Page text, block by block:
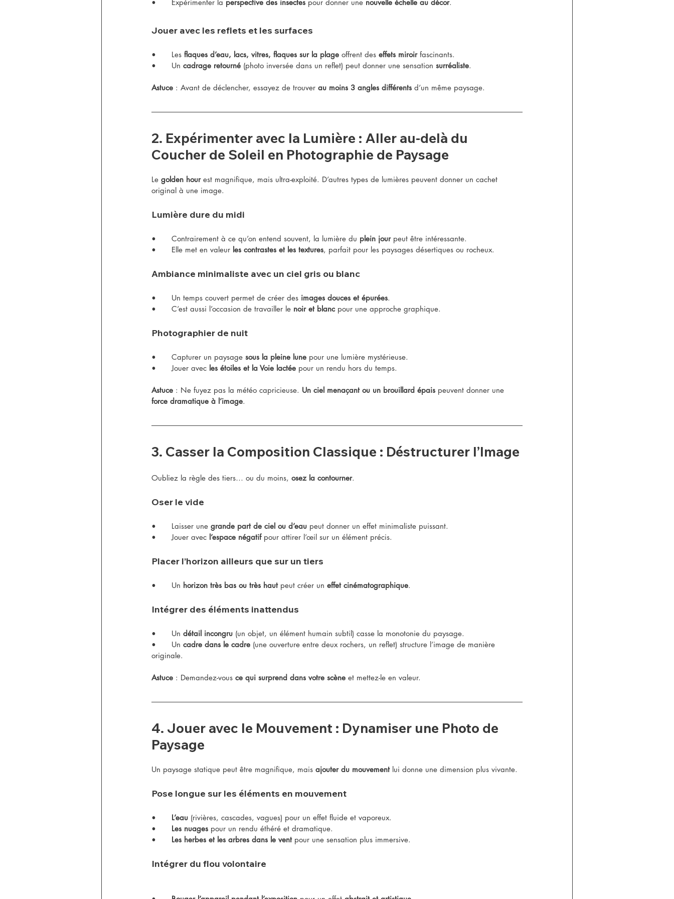
•	Expérimenter la perspective des insectes pour donner une nouvelle échelle au décor.
Jouer avec les reflets et les surfaces
•	Les flaques d’eau, lacs, vitres, flaques sur la plage offrent des effets miroir fascinants.
•	Un cadrage retourné (photo inversée dans un reflet) peut donner une sensation surréaliste.
Astuce : Avant de déclencher, essayez de trouver au moins 3 angles différents d’un même paysage.
2. Expérimenter avec la Lumière : Aller au-delà du
Coucher de Soleil en Photographie de Paysage
Le golden hour est magnifique, mais ultra-exploité. D’autres types de lumières peuvent donner un cachet
original à une image.
Lumière dure du midi
•	Contrairement à ce qu’on entend souvent, la lumière du plein jour peut être intéressante.
•	Elle met en valeur les contrastes et les textures, parfait pour les paysages désertiques ou rocheux.
Ambiance minimaliste avec un ciel gris ou blanc
•	Un temps couvert permet de créer des images douces et épurées.
•	C’est aussi l’occasion de travailler le noir et blanc pour une approche graphique.
Photographier de nuit
•	Capturer un paysage sous la pleine lune pour une lumière mystérieuse.
•	Jouer avec les étoiles et la Voie lactée pour un rendu hors du temps.
Astuce : Ne fuyez pas la météo capricieuse. Un ciel menaçant ou un brouillard épais peuvent donner une
force dramatique à l’image.
3. Casser la Composition Classique : Déstructurer l’Image
Oubliez la règle des tiers… ou du moins, osez la contourner.
Oser le vide
•	Laisser une grande part de ciel ou d’eau peut donner un effet minimaliste puissant.
•	Jouer avec l’espace négatif pour attirer l’œil sur un élément précis.
Placer l’horizon ailleurs que sur un tiers
•	Un horizon très bas ou très haut peut créer un effet cinématographique.
Intégrer des éléments inattendus
•	Un détail incongru (un objet, un élément humain subtil) casse la monotonie du paysage.
•	Un cadre dans le cadre (une ouverture entre deux rochers, un reflet) structure l’image de manière
originale.
Astuce : Demandez-vous ce qui surprend dans votre scène et mettez-le en valeur.
4. Jouer avec le Mouvement : Dynamiser une Photo de
Paysage
Un paysage statique peut être magnifique, mais ajouter du mouvement lui donne une dimension plus vivante.
Pose longue sur les éléments en mouvement
L’eau (rivières, cascades, vagues) pour un effet fluide et vaporeux.
Les nuages pour un rendu éthéré et dramatique.
Les herbes et les arbres dans le vent pour une sensation plus immersive.
Intégrer du flou volontaire